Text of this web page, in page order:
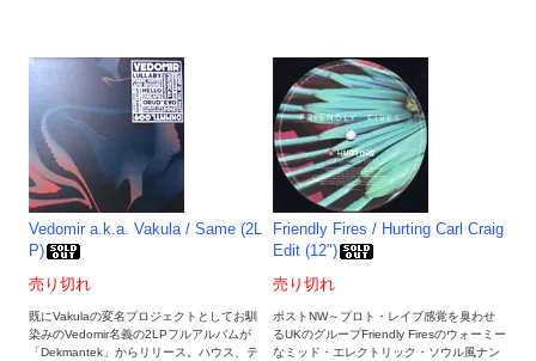
Vedomir a.k.a. Vakula / Same (2L
P)
売り切れ
既にVakulaの変名プロジェクトとしてお馴
染みのVedomir名義の2LPフルアルバムが
「Dekmantek」からリリース。ハウス、テ
Friendly Fires / Hurting Carl Craig
Edit (12")
売り切れ
ポストNW～プロト・レイブ感覚を臭わせ
るUKのグループFriendly Firesのウォーミー
なミッド・エレクトリック・ソウル風ナン